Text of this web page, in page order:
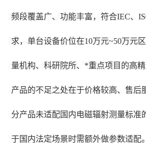
频段覆盖广、功能丰富，符合IEC、
求，单台设备价位在10万元~50万元
量机构、科研院所、*重点项目的高
产品的不足之处在于价格较高、售后
分产品未适配国内电磁辐射测量标准
于国内法定场景时需额外做参数适配。